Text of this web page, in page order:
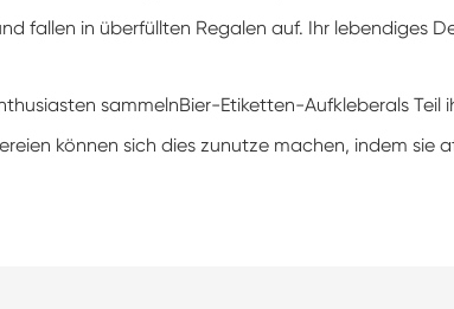
fallen in überfüllten Regalen auf. Ihr lebendiges
sammelnBier-Etiketten-Aufkleberals Teil
können sich dies zunutze machen, indem sie